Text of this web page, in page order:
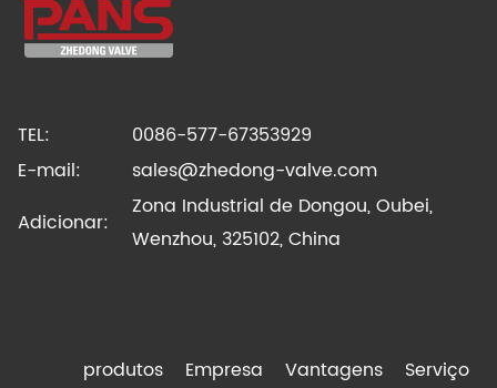
TEL:
0086-577-67353929
E-mail:
sales@zhedong-valve.com
Adicionar:
Zona Industrial de Dongou, Oubei,
Wenzhou, 325102, China
produtos Empresa Vantagens Serviço